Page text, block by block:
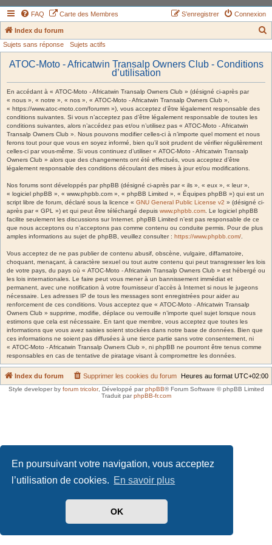
En poursuivant votre navigation, vous acceptez
l’utilisation de cookies. En savoir plus
OK
FAQ Carte des Membres Connexion
S’enregistrer
Index du forum
Sujets sans réponse Sujets actifs
ATOC-Moto - Africatwin Transalp Owners Club - Conditions
d’utilisation
En accédant à « ATOC-Moto - Africatwin Transalp Owners Club » (désigné ci-après par
« nous », « notre », « nos », « ATOC-Moto - Africatwin Transalp Owners Club »,
« https://www.atoc-moto.com/forumm »), vous acceptez d’être légalement responsable des
conditions suivantes. Si vous n’acceptez pas d’être légalement responsable de toutes les
conditions suivantes, alors n’accédez pas et/ou n’utilisez pas « ATOC-Moto - Africatwin
Transalp Owners Club ». Nous pouvons modifier celles-ci à n’importe quel moment et nous
ferons tout pour que vous en soyez informé, bien qu’il soit prudent de vérifier régulièrement
celles-ci par vous-même. Si vous continuez d’utiliser « ATOC-Moto - Africatwin Transalp
Owners Club » alors que des changements ont été effectués, vous acceptez d’être
légalement responsable des conditions découlant des mises à jour et/ou modifications.
Nos forums sont développés par phpBB (désigné ci-après par « ils », « eux », « leur »,
« logiciel phpBB », « www.phpbb.com », « phpBB Limited », « Équipes phpBB ») qui est un
script libre de forum, déclaré sous la licence « GNU General Public License v2 » (désigné ci-
après par « GPL ») et qui peut être téléchargé depuis www.phpbb.com . Le logiciel phpBB
facilite seulement les discussions sur Internet. phpBB Limited n’est pas responsable de ce
que nous acceptons ou n’acceptons pas comme contenu ou conduite permis. Pour de plus
amples informations au sujet de phpBB, veuillez consulter : https://www.phpbb.com/
Vous acceptez de ne pas publier de contenu abusif, obscène, vulgaire, diffamatoire,
choquant, menaçant, à caractère sexuel ou tout autre contenu qui peut transgresser les lois
de votre pays, du pays où « ATOC-Moto - Africatwin Transalp Owners Club » est hébergé ou
les lois internationales. Le faire peut vous mener à un bannissement immédiat et
permanent, avec une notification à votre fournisseur d’accès à Internet si nous le jugeons
nécessaire. Les adresses IP de tous les messages sont enregistrées pour aider au
renforcement de ces conditions. Vous acceptez que « ATOC-Moto - Africatwin Transalp
Owners Club » supprime, modifie, déplace ou verrouille n’importe quel sujet lorsque nous
estimons que cela est nécessaire. En tant que membre, vous acceptez que toutes les
informations que vous avez saisies soient stockées dans notre base de données. Bien que
ces informations ne soient pas diffusées à une tierce partie sans votre consentement, ni
« ATOC-Moto - Africatwin Transalp Owners Club », ni phpBB ne pourront être tenus comme
responsables en cas de tentative de piratage visant à compromettre les données.
Index du forum Heures au format UTC+02:00
Supprimer les cookies du forum
Style developer by forum tricolor, Développé parphpBB® Forum Software © phpBB Limited
Traduit parphpBB-fr.com